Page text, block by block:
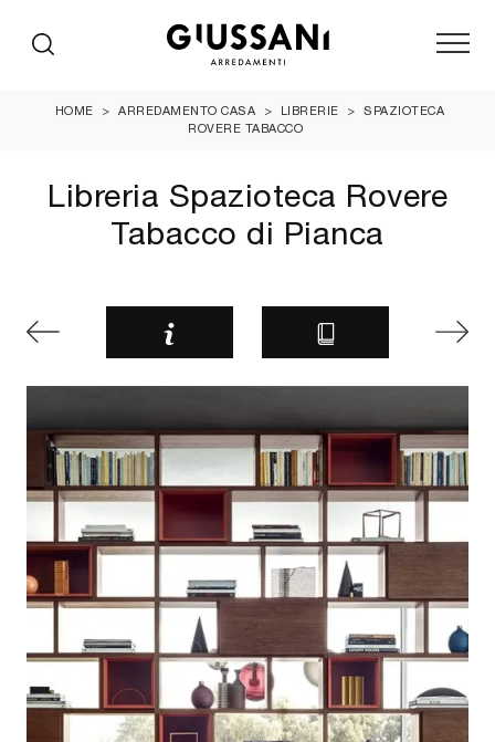
HOME > ARREDAMENTO CASA > LIBRERIE >
SPAZIOTECA
ROVERE TABACCO
Libreria Spazioteca Rovere
Tabacco di Pianca